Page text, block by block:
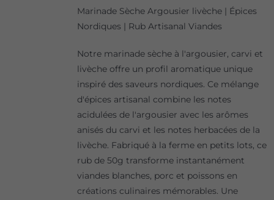
Marinade Sèche Argousier livèche | Épices
Nordiques | Rub Artisanal Viandes
Notre marinade sèche à l'argousier, carvi et
livèche offre un profil aromatique unique
inspiré des saveurs nordiques. Ce mélange
d'épices artisanal combine les notes
acidulées de l'argousier avec les arômes
anisés du carvi et les notes herbacées de la
livèche. Fabriqué à la ferme en petits lots, ce
rub de 50g transforme instantanément
viandes blanches, porc et poissons en
créations culinaires mémorables. Une